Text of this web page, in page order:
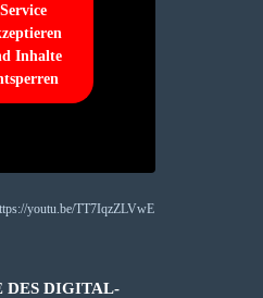
Service
Inhalte
DES DIGITAL-